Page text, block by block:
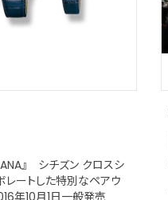
』 シチズン クロスシ
レートした特別なペアウ
年10月1日一般発売